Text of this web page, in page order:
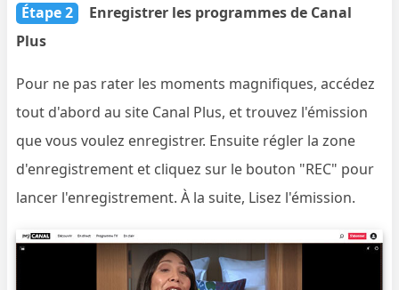
Étape 2
Enregistrer les programmes de Canal
Plus
Pour ne pas rater les moments magnifiques, accédez
tout d'abord au site Canal Plus, et trouvez l'émission
que vous voulez enregistrer. Ensuite régler la zone
d'enregistrement et cliquez sur le bouton "REC" pour
lancer l'enregistrement. À la suite, Lisez l'émission.